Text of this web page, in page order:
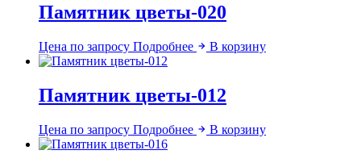
Памятник цветы-020
Цена по запросу Подробнее В корзину
Памятник цветы-012
Цена по запросу Подробнее В корзину